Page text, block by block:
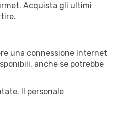
Acquista gli ultimi
una connessione Internet
anche se potrebbe
Il personale